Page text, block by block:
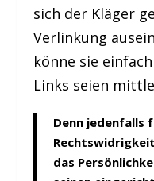
sich der Kläger
Verlinkung
könne sie
Links seien
Denn jedenfalls
das